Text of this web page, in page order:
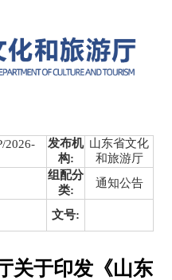
2026-
发布机
构:
山东省文化
和旅游厅
组配分
类:
通知公告
文号:
关于印发《山东